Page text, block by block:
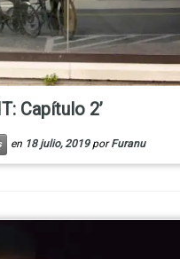
Capítulo 2’
en 18 julio, 2019 porFuranu